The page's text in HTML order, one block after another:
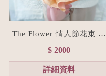
The Flower 情人節花束 粉
玫瑰花束(台北花店/花禮訂
$ 2000
詳細資料